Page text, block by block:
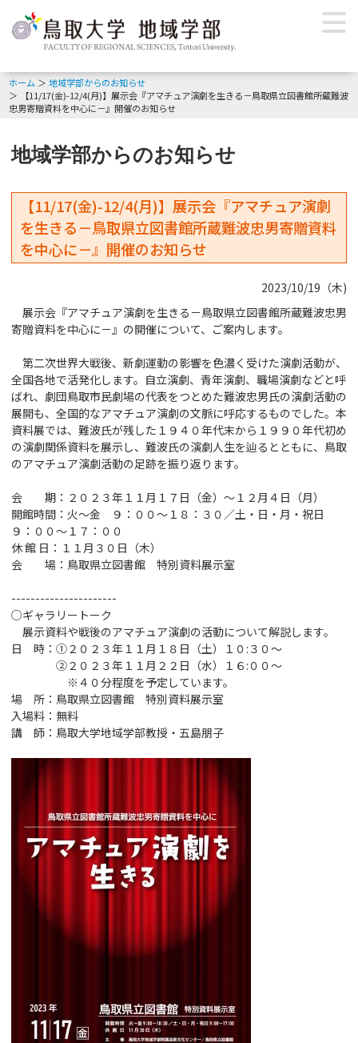
ホーム
地域学部からのお知らせ
【11/17(金)-12/4(月)】展示会『アマチュア演劇を生きる－鳥取県立図書館所蔵難波
忠男寄贈資料を中心に－』開催のお知らせ
地域学部からのお知らせ
【11/17(金)-12/4(月)】展示会『アマチュア演劇
を生きる－鳥取県立図書館所蔵難波忠男寄贈資料
を中心に－』開催のお知らせ
2023/10/19（木)
展示会『アマチュア演劇を生きる－鳥取県立図書館所蔵難波忠男
寄贈資料を中心に－』の開催について、ご案内します。
第二次世界大戦後、新劇運動の影響を色濃く受けた演劇活動が、
全国各地で活発化します。自立演劇、青年演劇、職場演劇などと呼
ばれ、劇団鳥取市民劇場の代表をつとめた難波忠男氏の演劇活動の
展開も、全国的なアマチュア演劇の文脈に呼応するものでした。本
資料展では、難波氏が残した１９４０年代末から１９９０年代初め
の演劇関係資料を展示し、難波氏の演劇人生を辿るとともに、鳥取
のアマチュア演劇活動の足跡を振り返ります。
会 期：２０２３年１１月１７日（金）～１２月４日（月）
開館時間：火～金 ９：００～１８：３０／土・日・月・祝日
９ ：００～１７：００
休 館 日：１１月３０日（木）
会 場：鳥取県立図書館 特別資料展示室
----------------------
○ギャラリートーク
展示資料や戦後のアマチュア演劇の活動について解説します。
日 時：①２０２３年１１月１８日（土）１０ : ３０～
②２０２３年１１月２２日（水）１６ : ００～
※ ４０分程度を予定しています。
場 所：鳥取県立図書館 特別資料展示室
入場料：無料
講 師：鳥取大学地域学部教授・五島朋子